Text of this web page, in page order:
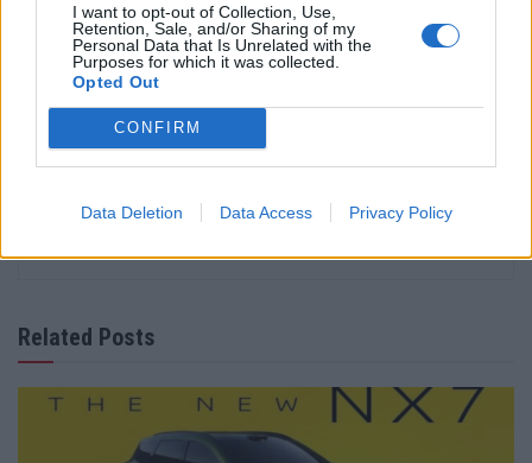
I want to opt-out of Collection, Use,
Retention, Sale, and/or Sharing of my
Personal Data that Is Unrelated with the
Purposes for which it was collected.
Opted Out
CONFIRM
Data Deletion Data Access Privacy Policy
Volkswagen
Ricardo Carvalho
Related Posts